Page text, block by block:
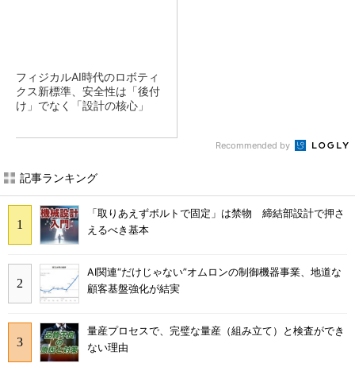
フィジカルAI時代のロボティ
クス新標準、安全性は「後付
け」でなく「設計の核心」
Recommended by
記事ランキング
「取りあえずボルトで固定」は禁物 締結部設計で押さ
えるべき基本
AI関連“だけじゃない”オムロンの制御機器事業、地道な
顧客基盤強化が結実
量産プロセスで、完璧な量産（組み立て）と検査ができ
ない理由